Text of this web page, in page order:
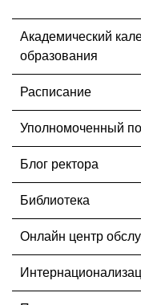
Академический
образования
Расписание
Уполномоченный по
Блог ректора
Библиотека
Онлайн центр